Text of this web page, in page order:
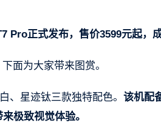
Pro正式发布，售价3599元起，
面为大家带来图赏。
、星迹钛三款独特配色。 该机配
极致视觉体验。